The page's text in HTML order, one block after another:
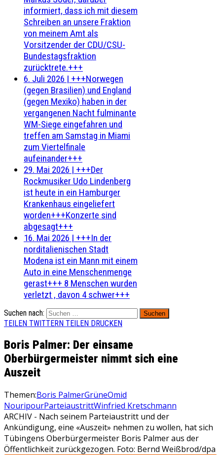
informiert, dass ich mit diesem
Schreiben an unsere Fraktion
von meinem Amt als
Vorsitzender der CDU/CSU-
Bundestagsfraktion
zurücktrete.+++
6. Juli 2026 | +++Norwegen
(gegen Brasilien) und England
(gegen Mexiko) haben in der
vergangenen Nacht fulminante
WM-Siege eingefahren und
treffen am Samstag in Miami
zum Viertelfinale
aufeinander+++
29. Mai 2026 | +++Der
Rockmusiker Udo Lindenberg
ist heute in ein Hamburger
Krankenhaus eingeliefert
worden+++Konzerte sind
abgesagt+++
16. Mai 2026 | +++In der
norditalienischen Stadt
Modena ist ein Mann mit einem
Auto in eine Menschenmenge
gerast+++ 8 Menschen wurden
verletzt , davon 4 schwer+++
Suchen nach:
TEILEN TWITTERN TEILEN DRUCKEN
Boris Palmer: Der einsame
Oberbürgermeister nimmt sich eine
Auszeit
Themen:Boris PalmerGrüneOmid
NouripourParteiaustrittWinfried Kretschmann
ARCHIV - Nach seinem Parteiaustritt und der
Ankündigung, eine «Auszeit» nehmen zu wollen, hat sich
Tübingens Oberbürgermeister Boris Palmer aus der
Öffentlichkeit zurückgezogen. Foto: Bernd Weißbrod/dpa